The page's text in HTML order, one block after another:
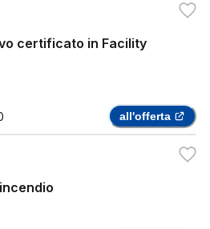
certificato in Facility
all'offerta